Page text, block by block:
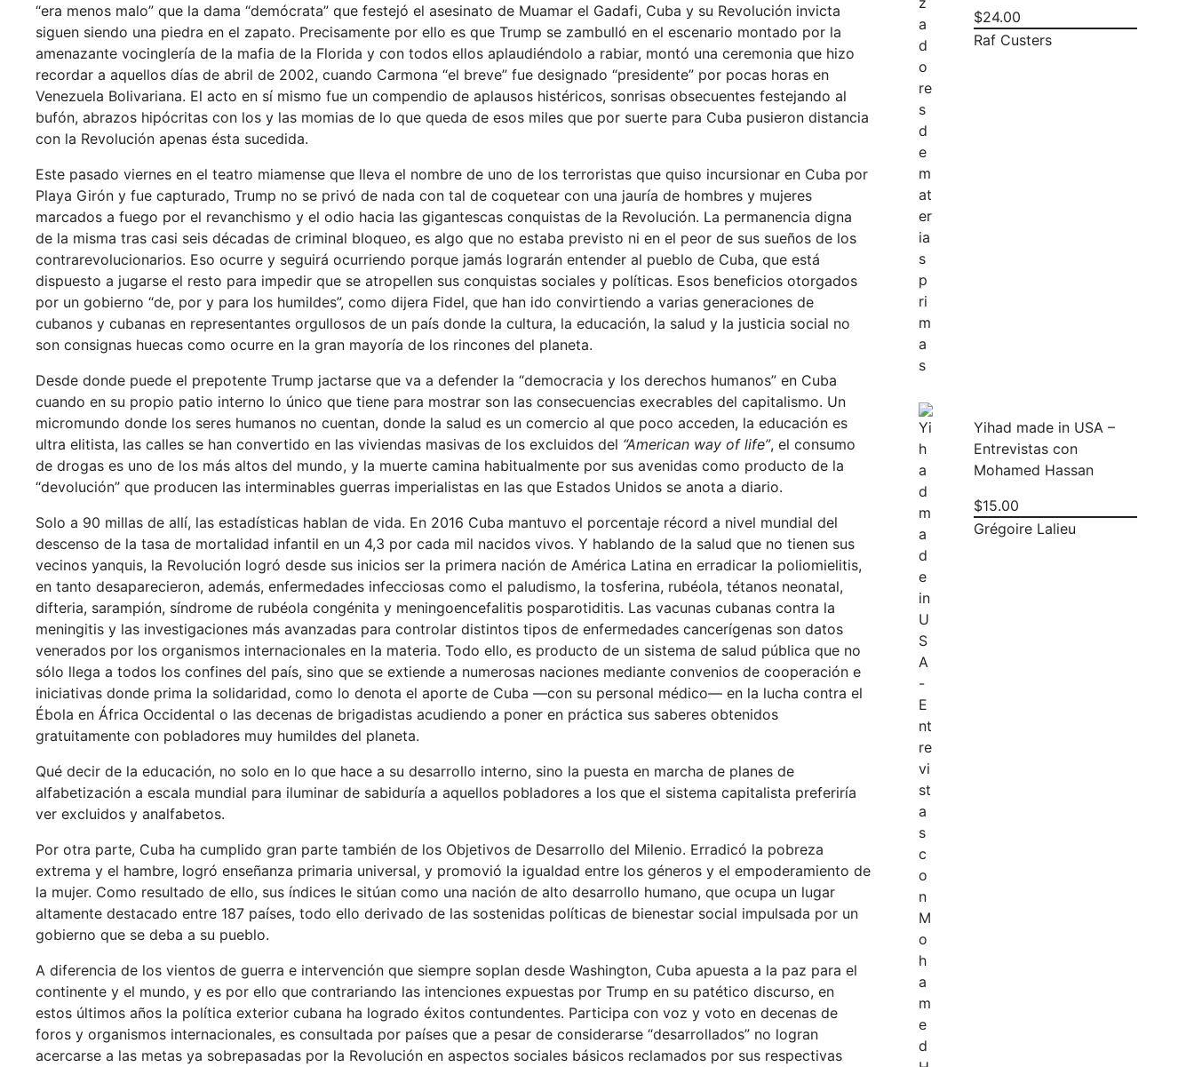
“era menos malo” que la dama “demócrata” que festejó el asesinato de Muamar el Gadafi, Cuba y su Revolución invicta
siguen siendo una piedra en el zapato. Precisamente por ello es que Trump se zambulló en el escenario montado por la
amenazante vocinglería de la mafia de la Florida y con todos ellos aplaudiéndolo a rabiar, montó una ceremonia que hizo
recordar a aquellos días de abril de 2002, cuando Carmona “el breve” fue designado “presidente” por pocas horas en
Venezuela Bolivariana. El acto en sí mismo fue un compendio de aplausos histéricos, sonrisas obsecuentes festejando al
bufón, abrazos hipócritas con los y las momias de lo que queda de esos miles que por suerte para Cuba pusieron distancia
con la Revolución apenas ésta sucedida.
Este pasado viernes en el teatro miamense que lleva el nombre de uno de los terroristas que quiso incursionar en Cuba por
Playa Girón y fue capturado, Trump no se privó de nada con tal de coquetear con una jauría de hombres y mujeres
marcados a fuego por el revanchismo y el odio hacia las gigantescas conquistas de la Revolución. La permanencia digna
de la misma tras casi seis décadas de criminal bloqueo, es algo que no estaba previsto ni en el peor de sus sueños de los
contrarevolucionarios. Eso ocurre y seguirá ocurriendo porque jamás lograrán entender al pueblo de Cuba, que está
dispuesto a jugarse el resto para impedir que se atropellen sus conquistas sociales y políticas. Esos beneficios otorgados
por un gobierno “de, por y para los humildes”, como dijera Fidel, que han ido convirtiendo a varias generaciones de
cubanos y cubanas en representantes orgullosos de un país donde la cultura, la educación, la salud y la justicia social no
son consignas huecas como ocurre en la gran mayoría de los rincones del planeta.
Desde donde puede el prepotente Trump jactarse que va a defender la “democracia y los derechos humanos” en Cuba
cuando en su propio patio interno lo único que tiene para mostrar son las consecuencias execrables del capitalismo. Un
micromundo donde los seres humanos no cuentan, donde la salud es un comercio al que poco acceden, la educación es
ultra elitista, las calles se han convertido en las viviendas masivas de los excluidos del “American way of life”, el consumo
de drogas es uno de los más altos del mundo, y la muerte camina habitualmente por sus avenidas como producto de la
“devolución” que producen las interminables guerras imperialistas en las que Estados Unidos se anota a diario.
Solo a 90 millas de allí, las estadísticas hablan de vida. En 2016 Cuba mantuvo el porcentaje récord a nivel mundial del
descenso de la tasa de mortalidad infantil en un 4,3 por cada mil nacidos vivos. Y hablando de la salud que no tienen sus
vecinos yanquis, la Revolución logró desde sus inicios ser la primera nación de América Latina en erradicar la poliomielitis,
en tanto desaparecieron, además, enfermedades infecciosas como el paludismo, la tosferina, rubéola, tétanos neonatal,
difteria, sarampión, síndrome de rubéola congénita y meningoencefalitis posparotiditis. Las vacunas cubanas contra la
meningitis y las investigaciones más avanzadas para controlar distintos tipos de enfermedades cancerígenas son datos
venerados por los organismos internacionales en la materia. Todo ello, es producto de un sistema de salud pública que no
sólo llega a todos los confines del país, sino que se extiende a numerosas naciones mediante convenios de cooperación e
iniciativas donde prima la solidaridad, como lo denota el aporte de Cuba —con su personal médico— en la lucha contra el
Ébola en África Occidental o las decenas de brigadistas acudiendo a poner en práctica sus saberes obtenidos
gratuitamente con pobladores muy humildes del planeta.
Qué decir de la educación, no solo en lo que hace a su desarrollo interno, sino la puesta en marcha de planes de
alfabetización a escala mundial para iluminar de sabiduría a aquellos pobladores a los que el sistema capitalista preferiría
ver excluidos y analfabetos.
Por otra parte, Cuba ha cumplido gran parte también de los Objetivos de Desarrollo del Milenio. Erradicó la pobreza
extrema y el hambre, logró enseñanza primaria universal, y promovió la igualdad entre los géneros y el empoderamiento de
la mujer. Como resultado de ello, sus índices le sitúan como una nación de alto desarrollo humano, que ocupa un lugar
altamente destacado entre 187 países, todo ello derivado de las sostenidas políticas de bienestar social impulsada por un
gobierno que se deba a su pueblo.
A diferencia de los vientos de guerra e intervención que siempre soplan desde Washington, Cuba apuesta a la paz para el
continente y el mundo, y es por ello que contrariando las intenciones expuestas por Trump en su patético discurso, en
estos últimos años la política exterior cubana ha logrado éxitos contundentes. Participa con voz y voto en decenas de
foros y organismos internacionales, es consultada por países que a pesar de considerarse “desarrollados” no logran
acercarse a las metas ya sobrepasadas por la Revolución en aspectos sociales básicos reclamados por sus respectivas
$24.00
Raf Custers
Yihad made in USA –
Entrevistas con
Mohamed Hassan
$15.00
Grégoire Lalieu